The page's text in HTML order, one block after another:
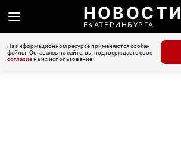
НОВОСТИ
ЕКАТЕРИНБУРГА
На информационном ресурсе применяются cookie-
файлы. Оставаясь на сайте, вы подтверждаете свое
согласиена их использование.